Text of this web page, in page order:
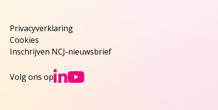
Privacyverklaring
Cookies
Inschrijven NCJ-nieuwsbrief
Volg ons op Ga naar NCJs